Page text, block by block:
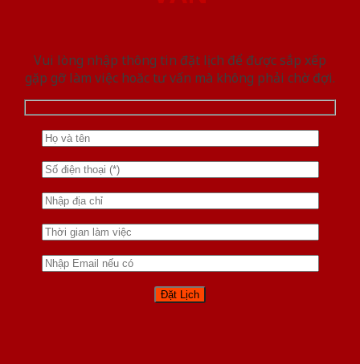
Vui lòng nhập thông tin đặt lịch để được sắp xếp
gặp gỡ làm việc hoăc tư vấn mà không phải chờ đợi.